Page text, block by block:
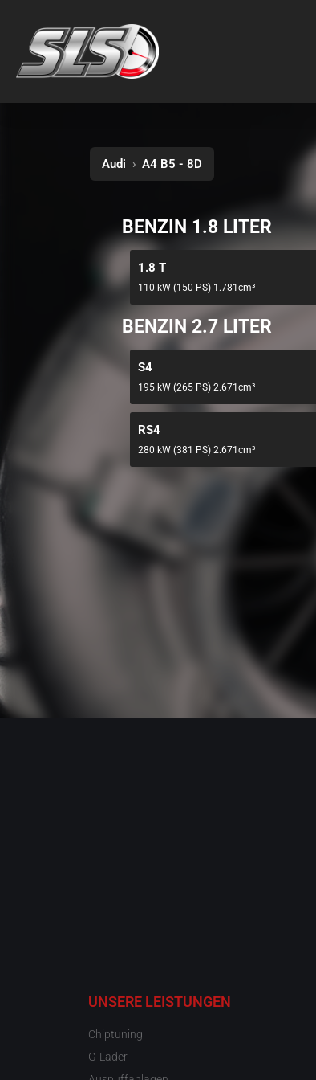
Audi › A4 B5 - 8D
BENZIN 1.8 LITER
1.8 T
110 kW (150 PS) 1.781cm³
BENZIN 2.7 LITER
S4
195 kW (265 PS) 2.671cm³
RS4
280 kW (381 PS) 2.671cm³
UNSERE LEISTUNGEN
Chiptuning
G-Lader